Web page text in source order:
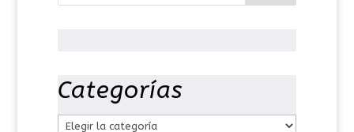
Categorías